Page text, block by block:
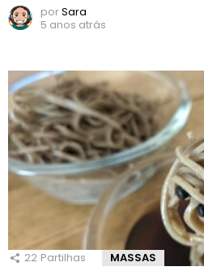
porSara
5 anos atrás
22 Partilhas MASSAS